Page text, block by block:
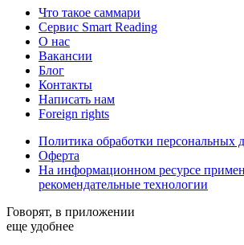
Что такое саммари
Сервис Smart Reading
О нас
Вакансии
Блог
Контакты
Написать нам
Foreign rights
Политика обработки персональных
Оферта
На информационном ресурсе
рекомендательные технологии
Говорят, в приложении
еще удобнее